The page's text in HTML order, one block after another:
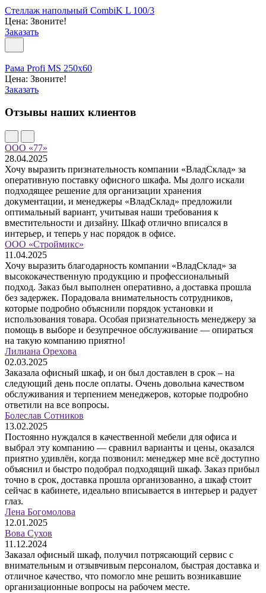
Стеллаж напольный CombiK L 100/3
Цена: Звоните!
Заказать
Рама Profi MS 250х60
Цена: Звоните!
Заказать
Отзывы наших клиентов
ООО «77»
28.04.2025
Хочу выразить признательность компании «ВладСклад» за
оперативную поставку офисного шкафа. Мы долго искали
подходящее решение для организации хранения
документации, и менеджеры «ВладСклад» предложили
оптимальный вариант, учитывая наши требования к
вместительности и дизайну. Шкаф отлично вписался в
интерьер, и теперь у нас порядок в офисе.
ООО «Строймикс»
11.04.2025
Хочу выразить благодарность компании «ВладСклад» за
высококачественную продукцию и профессиональный
подход. Заказ был выполнен оперативно, а доставка прошла
без задержек. Порадовала внимательность сотрудников,
которые подробно объяснили порядок установки и
использования товара. Особая признательность менеджеру за
помощь в выборе и безупречное обслуживание — опираться
на такую компанию приятно!
Лилиана Орехова
02.03.2025
Заказала офисный шкаф, и он был доставлен в срок – на
следующий день после оплаты. Очень довольна качеством
обслуживания и терпением менеджеров, которые подробно
ответили на все вопросы.
Болеслав Сотников
13.02.2025
Постоянно нуждался в качественной мебели для офиса и
выбрал эту компанию — сравнил варианты и цены, оказался
приятно удивлён, когда позвонил: менеджер мне всё доступно
объяснил и быстро подобрал подходящий шкаф. Заказ прибыл
точно в срок, доставка прошла организованно, а шкаф стоит
сейчас в кабинете, идеально вписывается в интерьер и радует
глаз.
Лена Богомолова
12.01.2025
Вова Сухов
11.12.2024
Заказал офисный шкаф, получил потрясающий сервис с
внимательным и отзывчивым персоналом, быстрая доставка и
отличное качество, что помогло мне решить возникавшие
организационные вопросы на рабочем месте.